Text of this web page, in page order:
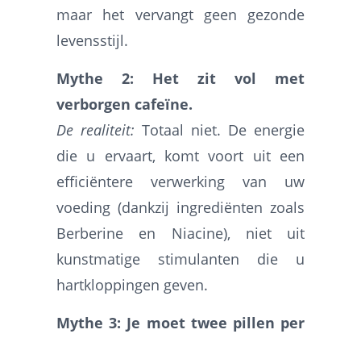
maar het vervangt geen gezonde
levensstijl.
Mythe 2: Het zit vol met
verborgen cafeïne.
De realiteit: Totaal niet. De energie
die u ervaart, komt voort uit een
efficiëntere verwerking van uw
voeding (dankzij ingrediënten zoals
Berberine en Niacine), niet uit
kunstmatige stimulanten die u
hartkloppingen geven.
Mythe 3: Je moet twee pillen per